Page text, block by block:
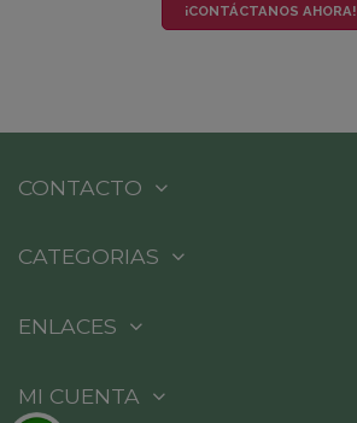
¡CONTÁCTANOS AHORA!
CONTACTO
CATEGORIAS
ENLACES
MI CUENTA